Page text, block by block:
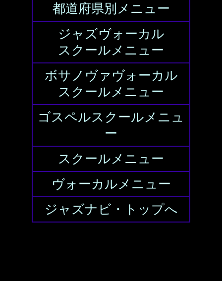
都道府県別メニュー
ジャズヴォーカル
スクールメニュー
ボサノヴァヴォーカル
スクールメニュー
ゴスペルスクールメニュ
ー
スクールメニュー
ヴォーカルメニュー
ジャズナビ・トップへ